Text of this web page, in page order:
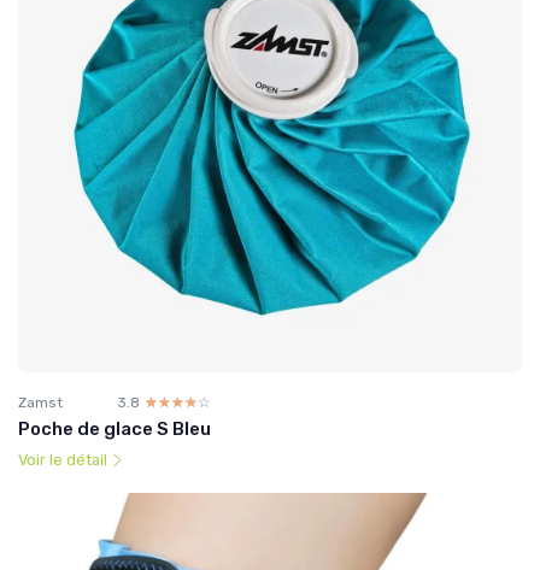
Zamst 3.8 ☆☆☆☆☆
★★★★★
Poche de glace S Bleu
Voir le détail